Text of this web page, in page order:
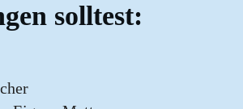
solltest: